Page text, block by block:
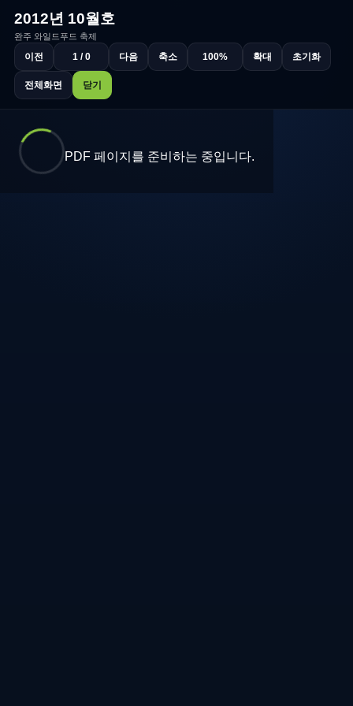
2012년 10월호
완주 와일드푸드 축제
이전 1 / 0 다음 축소 100% 확대 초기화
전체화면 닫기
PDF 페이지를 준비하는 중입니다.